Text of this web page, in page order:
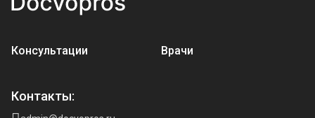
Консультации Врачи
Контакты: